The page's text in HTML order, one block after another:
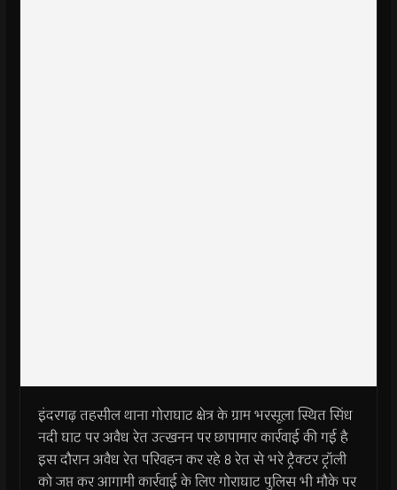
इंदरगढ़ तहसील थाना गोराघाट क्षेत्र के ग्राम भरसूला स्थित सिंध
नदी घाट पर अवैध रेत उत्खनन पर छापामार कार्रवाई की गई है
इस दौरान अवैध रेत परिवहन कर रहे 8 रेत से भरे ट्रैक्टर ट्रॉली
को जप्त कर आगामी कार्रवाई के लिए गोराघाट पुलिस भी मौके पर